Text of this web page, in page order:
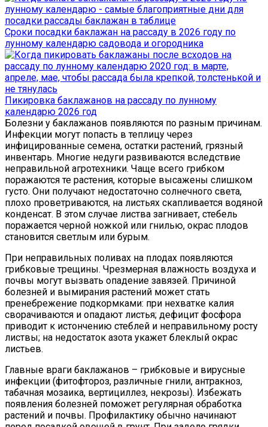
Сроки посадки баклажан на рассаду в 2026 году по
лунному календарю садовода и огородника
Пикировка баклажанов на рассаду по лунному
календарю 2026 год
Болезни у баклажанов появляются по разным причинам.
Инфекции могут попасть в теплицу через
инфицированные семена, остатки растений, грязный
инвентарь. Многие недуги развиваются вследствие
неправильной агротехники. Чаще всего грибком
поражаются те растения, которые высажены слишком
густо. Они получают недостаточно солнечного света,
плохо проветриваются, на листьях скапливается водяной
конденсат. В этом случае листва загнивает, стебель
поражается черной ножкой или гнилью, окрас плодов
становится светлым или бурым.
При неправильных поливах на плодах появляются
грибковые трещины. Чрезмерная влажность воздуха и
почвы могут вызвать опадение завязей. Причиной
болезней и вымирания растений может стать
пренебрежение подкормками: при нехватке калия
сворачиваются и опадают листья; дефицит фосфора
приводит к истончению стеблей и неправильному росту
листвы; на недостаток азота укажет блеклый окрас
листьев.
Главные враги баклажанов – грибковые и вирусные
инфекции (фитофтороз, различные гнили, антракноз,
табачная мозаика, вертициллез, некрозы). Избежать
появления болезней поможет регулярная обработка
растений и почвы. Профилактику обычно начинают